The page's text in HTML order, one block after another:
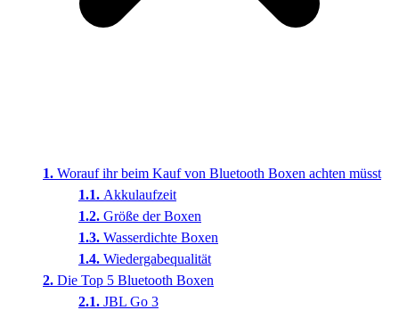
Worauf ihr beim Kauf von Bluetooth Boxen achten müsst
Akkulaufzeit
Größe der Boxen
Wasserdichte Boxen
Wiedergabequalität
Die Top 5 Bluetooth Boxen
JBL Go 3